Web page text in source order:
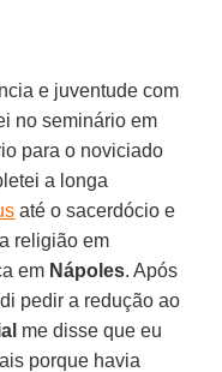
e juventude com
no seminário em
para o noviciado
a longa
até o sacerdócio e
religião em
em Nápoles. Após
pedir a redução ao
me disse que eu
porque havia